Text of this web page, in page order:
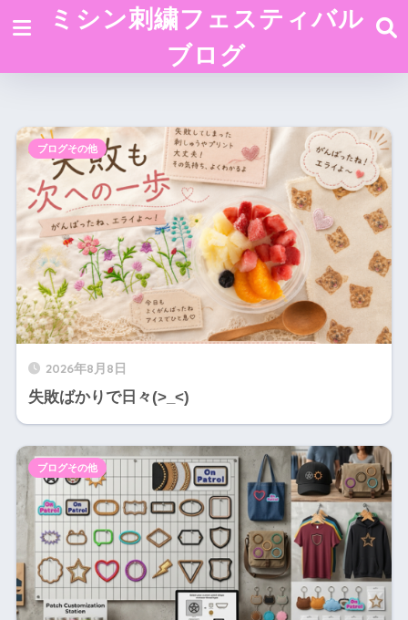
ミシン刺繍フェスティバル
ブログ
2026年8月8日
失敗ばかりで日々(>_<)
ブログその他
ブログその他